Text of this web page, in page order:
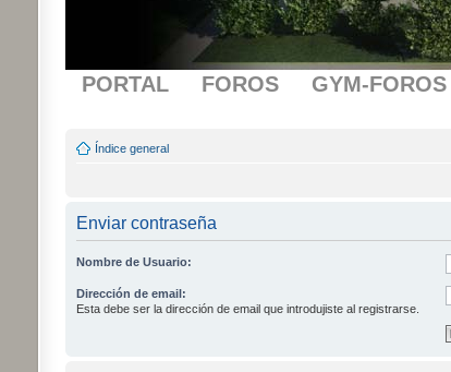
PORTAL FOROS GYM-FOROS
Índice general
Enviar contraseña
Nombre de Usuario:
Dirección de email:
Esta debe ser la dirección de email que introdujiste al registrarse.